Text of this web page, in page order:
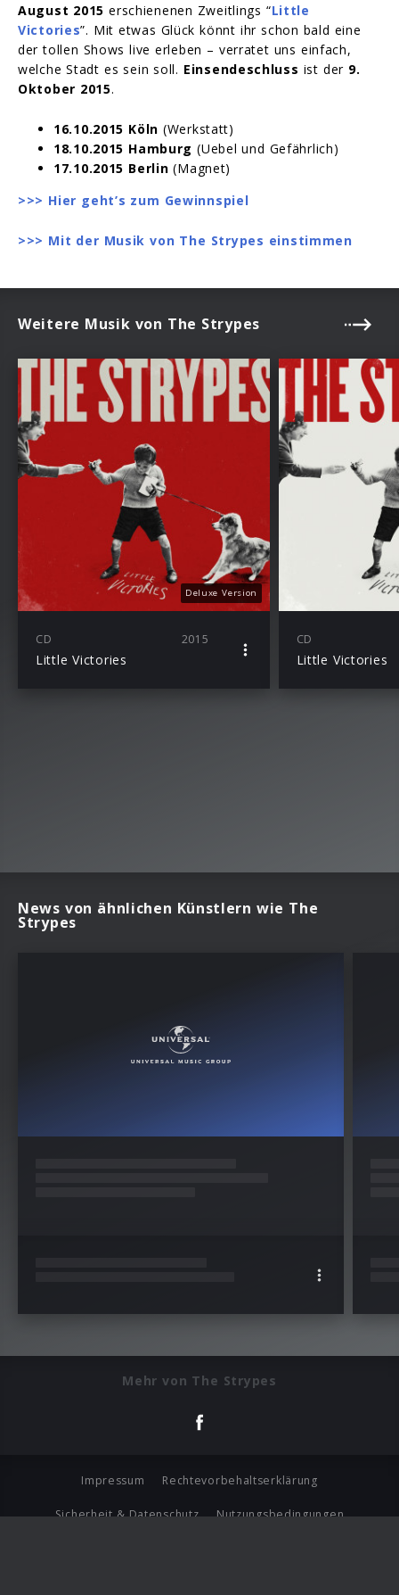
August 2015 erschienenen Zweitlings “Little
Victories”. Mit etwas Glück könnt ihr schon bald eine
der tollen Shows live erleben – verratet uns einfach,
welche Stadt es sein soll. Einsendeschluss ist der 9.
Oktober 2015.
16.10.2015 Köln (Werkstatt)
18.10.2015 Hamburg (Uebel und Gefährlich)
17.10.2015 Berlin (Magnet)
>>> Hier geht’s zum Gewinnspiel
>>> Mit der Musik von The Strypes einstimmen
Weitere Musik von The Strypes
Deluxe Version
CD 2015
Little Victories
CD
Little Victories
News von ähnlichen Künstlern wie The
Strypes
Mehr von The Strypes
Impressum Rechtevorbehaltserklärung
Sicherheit & Datenschutz Nutzungsbedingungen